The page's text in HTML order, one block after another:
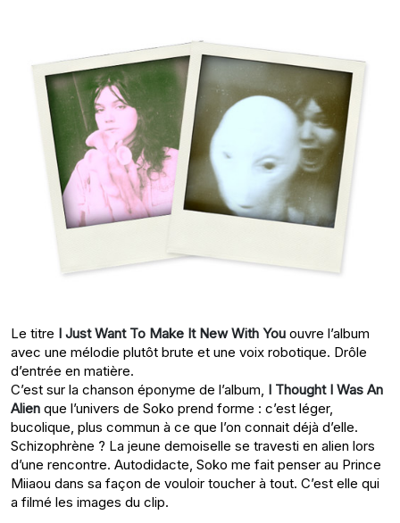
Le titre I Just Want To Make It New With You ouvre l’album
avec une mélodie plutôt brute et une voix robotique. Drôle
d’entrée en matière.
C’est sur la chanson éponyme de l’album, I Thought I Was An
Alien que l’univers de Soko prend forme : c’est léger,
bucolique, plus commun à ce que l’on connait déjà d’elle.
Schizophrène ? La jeune demoiselle se travesti en alien lors
d’une rencontre. Autodidacte, Soko me fait penser au Prince
Miiaou dans sa façon de vouloir toucher à tout. C’est elle qui
a filmé les images du clip.